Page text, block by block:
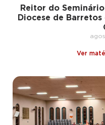
Reitor do
Diocese de
Ver